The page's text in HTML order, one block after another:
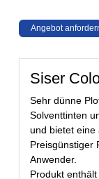
Angebot
Siser
Sehr dünne
Solventtinten
und bietet eine
Preisgünstiger
Anwender.
Produkt enthält